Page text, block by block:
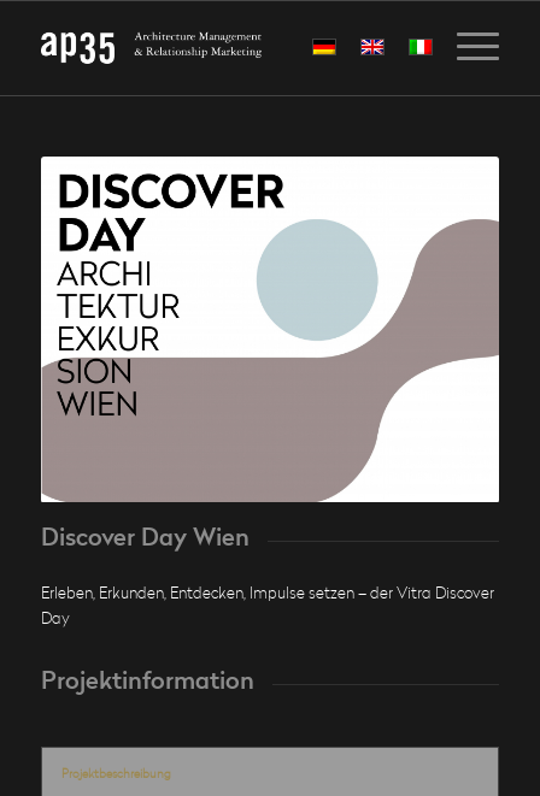
Discover Day Wien
Erleben, Erkunden, Entdecken, Impulse setzen – der Vitra Discover
Day
Projektinformation
Projektbeschreibung